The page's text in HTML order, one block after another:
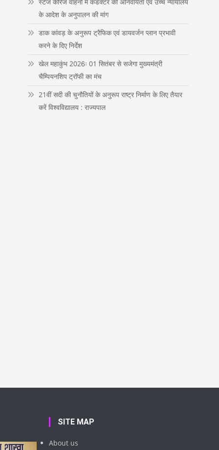
n
के आदेश के अनुपालन की मांग
डाक कांवड़ के अनुरूप ट्रैफिक एवं डायवर्जन प्लान प्रभावी
करने के दिए निर्देश
खेल महाकुंभ 2026ः 01 सितंबर से सजेगा मुख्यमंत्री
चैम्पियनशिप ट्रॉफी का मंच
21वीं सदी की चुनौतियों के अनुरूप राष्ट्र निर्माण के लिए तैयार
करें विश्वविद्यालय : राज्यपाल
SITE MAP
About us